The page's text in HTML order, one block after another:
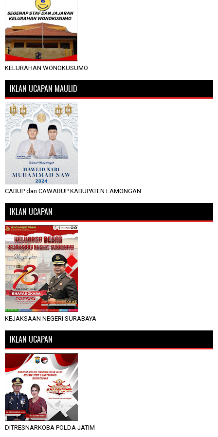
KELURAHAN WONOKUSUMO
IKLAN UCAPAN MAULID
CABUP dan CAWABUP KABUPATEN LAMONGAN
IKLAN UCAPAN
KEJAKSAAN NEGERI SURABAYA
IKLAN UCAPAN
DITRESNARKOBA POLDA JATIM